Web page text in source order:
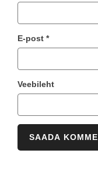
E-post *
Veebileht